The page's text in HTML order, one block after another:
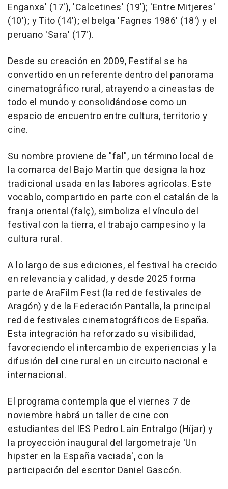
Enganxa' (17'), 'Calcetines' (19'); 'Entre Mitjeres'
(10'); y Tito (14'); el belga 'Fagnes 1986' (18') y el
peruano 'Sara' (17').
Desde su creación en 2009, Festifal se ha
convertido en un referente dentro del panorama
cinematográfico rural, atrayendo a cineastas de
todo el mundo y consolidándose como un
espacio de encuentro entre cultura, territorio y
cine.
Su nombre proviene de "fal", un término local de
la comarca del Bajo Martín que designa la hoz
tradicional usada en las labores agrícolas. Este
vocablo, compartido en parte con el catalán de la
franja oriental (falç), simboliza el vínculo del
festival con la tierra, el trabajo campesino y la
cultura rural.
A lo largo de sus ediciones, el festival ha crecido
en relevancia y calidad, y desde 2025 forma
parte de AraFilm Fest (la red de festivales de
Aragón) y de la Federación Pantalla, la principal
red de festivales cinematográficos de España.
Esta integración ha reforzado su visibilidad,
favoreciendo el intercambio de experiencias y la
difusión del cine rural en un circuito nacional e
internacional.
El programa contempla que el viernes 7 de
noviembre habrá un taller de cine con
estudiantes del IES Pedro Laín Entralgo (Híjar) y
la proyección inaugural del largometraje 'Un
hipster en la España vaciada', con la
participación del escritor Daniel Gascón.